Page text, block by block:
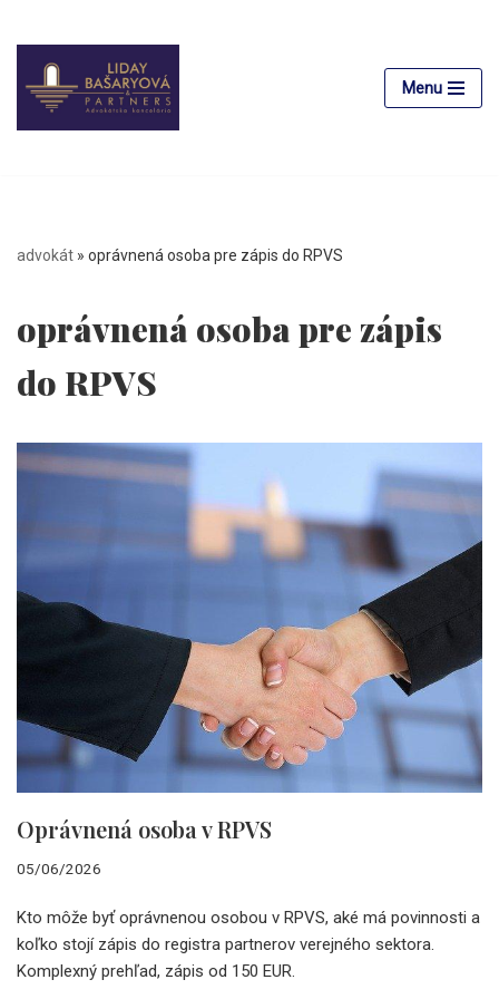
Preskočiť
na
obsah
Menu
advokát » oprávnená osoba pre zápis do RPVS
oprávnená osoba pre zápis
do RPVS
Oprávnená osoba v RPVS
05/06/2026
Kto môže byť oprávnenou osobou v RPVS, aké má povinnosti a
koľko stojí zápis do registra partnerov verejného sektora.
Komplexný prehľad, zápis od 150 EUR.